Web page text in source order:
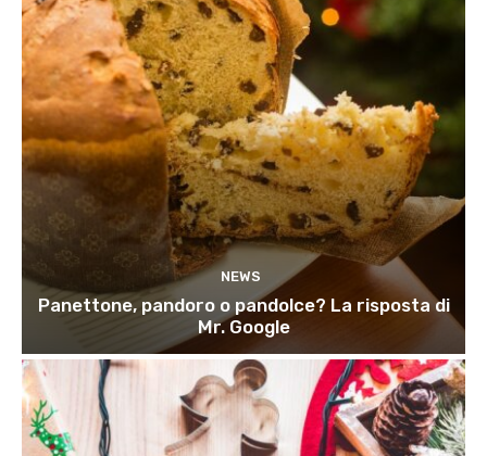
NEWS
Panettone, pandoro o pandolce? La risposta di
Mr. Google